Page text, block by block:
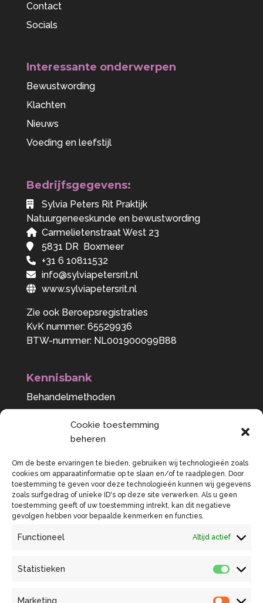
Cookie toestemming
beheren
Om de beste ervaringen te bieden, gebruiken wij technologieën zoals
cookies om apparaatinformatie op te slaan en/of te raadplegen. Door
toestemming te geven voor deze technologieën kunnen wij gegevens
zoals surfgedrag of unieke ID's op deze site verwerken. Als u geen
toestemming geeft of uw toestemming intrekt, kan dit negatieve
gevolgen hebben voor bepaalde kenmerken en functies.
Functioneel Altijd actief
Statistieken
Marketing
Contact
Socials
Interessante onderwerpen
Bewustwording
Klachten
Nieuws
Voeding en leefstijl
Bedrijfsgegevens:
Sylvia Peters Rit Praktijk
Natuurgeneeskunde en bewustwording
Carmelietenstraat West 23
5831 DR Boxmeer
+31 6 10811532
info@sylviapetersrit.nl
www.sylviapetersrit.nl
Zie ook Beroepsregistraties
KvK nummer: 65529936
BTW-nummer: NL001900099B88
Kennisbank
Behandelmethoden
Voeding als medicijn
Behandelovereenkomst en tarieven